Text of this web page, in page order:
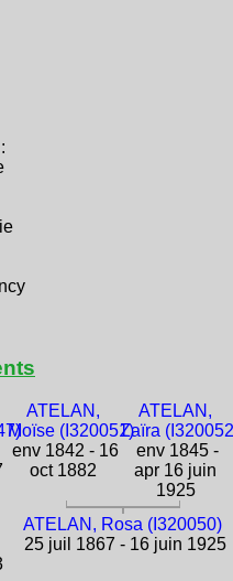
ATELAN,
Moïse (I320051)
env 1842 - 16
oct 1882
ATELAN,
Zaïra
env 1845 -
apr 16 juin
1925
ATELAN, Rosa (I320050)
25 juil 1867 - 16 juin 1925